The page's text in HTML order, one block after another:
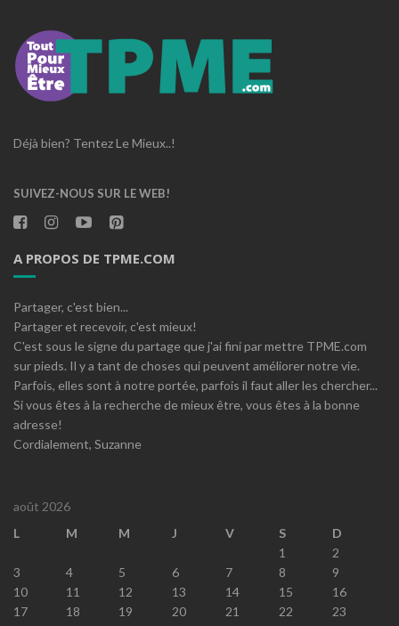
Déjà bien? Tentez Le Mieux..!
SUIVEZ-NOUS SUR LE WEB!
A PROPOS DE TPME.COM
Partager, c'est bien...
Partager et recevoir, c'est mieux!
C'est sous le signe du partage que j'ai fini par mettre TPME.com
sur pieds. Il y a tant de choses qui peuvent améliorer notre vie.
Parfois, elles sont à notre portée, parfois il faut aller les chercher...
Si vous êtes à la recherche de mieux être, vous êtes à la bonne
adresse!
Cordialement, Suzanne
août 2026
L
M M J V S
D
1
2
3
4 5 6 7 8
9
10
11 12 13 14 15
16
17
18 19 20 21 22
23